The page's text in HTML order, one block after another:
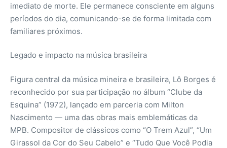
imediato de morte. Ele permanece consciente em alguns
períodos do dia, comunicando-se de forma limitada com
familiares próximos.
Legado e impacto na música brasileira
Figura central da música mineira e brasileira, Lô Borges é
reconhecido por sua participação no álbum “Clube da
Esquina” (1972), lançado em parceria com Milton
Nascimento — uma das obras mais emblemáticas da
MPB. Compositor de clássicos como “O Trem Azul”, “Um
Girassol da Cor do Seu Cabelo” e “Tudo Que Você Podia